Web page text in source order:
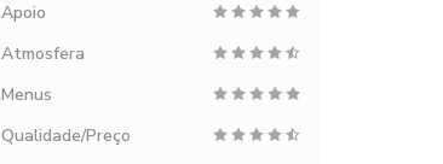
Apoio
Atmosfera
Menus
Qualidade/Preço